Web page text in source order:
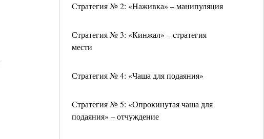
Стратегия № 2: «Наживка» – манипуляция
Стратегия № 3: «Кинжал» – стратегия
мести
Стратегия № 4: «Чаша для подаяния»
Стратегия № 5: «Опрокинутая чаша для
подаяния» – отчуждение